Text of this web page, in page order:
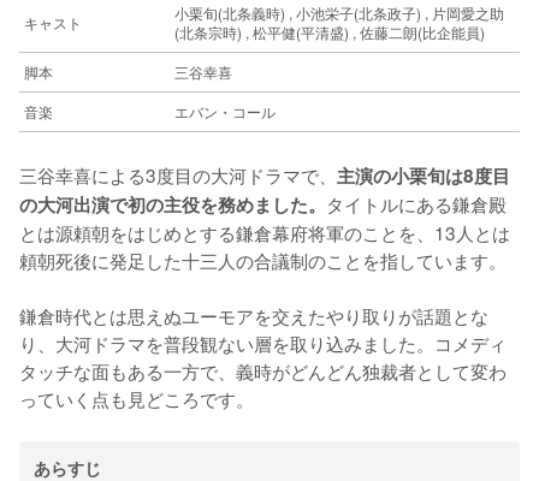
キャスト
小栗旬(北条義時) , 小池栄子(北条政子) , 片岡愛之助
(北条宗時) , 松平健(平清盛) , 佐藤二朗(比企能員)
脚本
三谷幸喜
音楽
エバン・コール
三谷幸喜による3度目の大河ドラマで、 主演の小栗旬は8度目
の大河出演で初の主役を務めました。 タイトルにある鎌倉殿
とは源頼朝をはじめとする鎌倉幕府将軍のことを、13人とは
頼朝死後に発足した十三人の合議制のことを指しています。
鎌倉時代とは思えぬユーモアを交えたやり取りが話題とな
り、大河ドラマを普段観ない層を取り込みました。コメディ
タッチな面もある一方で、義時がどんどん独裁者として変わ
っていく点も見どころです。
あらすじ